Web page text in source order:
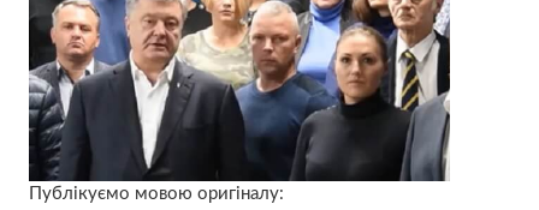
Публікуємо мовою оригіналу: